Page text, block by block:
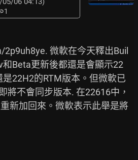
1
2p9uh8ye. 微軟在今天釋出Buil
和Beta更新後都還是會顯示22
22H2的RTM版本。但微軟已
將不會同步版本. 在22616中，
新加回來。微軟表示此舉是將